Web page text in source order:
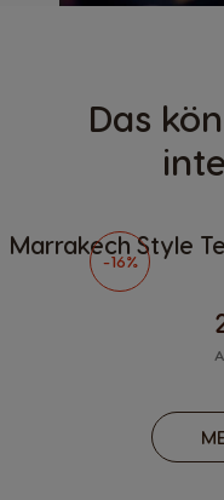
Das
-16%
Marrakech Style